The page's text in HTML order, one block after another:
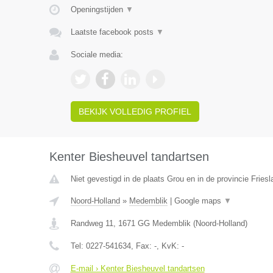
Openingstijden ▼
Laatste facebook posts ▼
Sociale media:
BEKIJK VOLLEDIG PROFIEL
Kenter Biesheuvel tandartsen
Niet gevestigd in de plaats Grou en in de provincie
Noord-Holland » Medemblik| Google maps ▼
Randweg 11, 1671 GG Medemblik(Noord-Holland)
Tel: 0227-541634, Fax: -, KvK: -
E-mail › Kenter Biesheuvel tandartsen